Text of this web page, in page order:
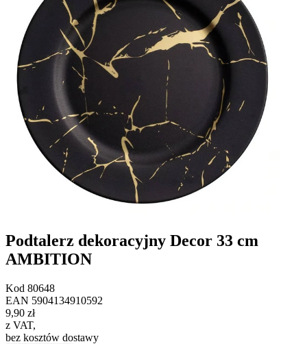
Podtalerz dekoracyjny Decor 33 cm
AMBITION
Kod 80648
EAN 5904134910592
9,90 zł
z VAT,
bez kosztów dostawy